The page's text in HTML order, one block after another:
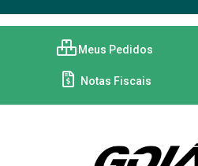
Meus Pedidos
Notas Fiscais